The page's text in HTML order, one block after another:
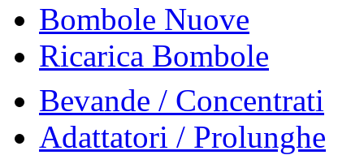
Bombole Nuove
Ricarica Bombole
Bevande / Concentrati
Adattatori / Prolunghe